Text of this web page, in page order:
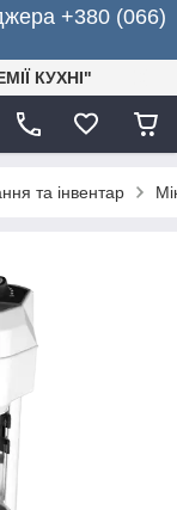
+380 (066)
КУХНІ"
та інвентар